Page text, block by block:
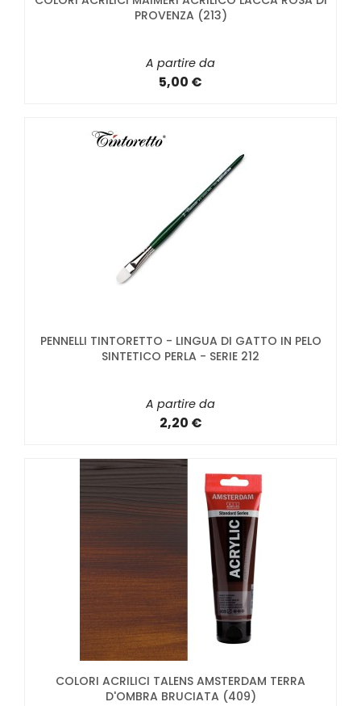
PROVENZA (213)
A partire da
5,00 €
PENNELLI TINTORETTO - LINGUA DI GATTO IN PELO
SINTETICO PERLA - SERIE 212
A partire da
2,20 €
COLORI ACRILICI TALENS AMSTERDAM TERRA
D'OMBRA BRUCIATA (409)